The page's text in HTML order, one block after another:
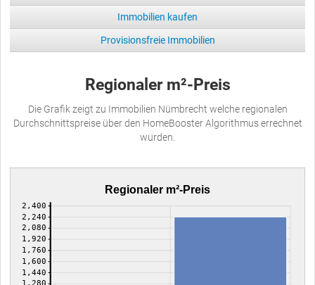
Immobilien kaufen
Provisionsfreie Immobilien
Regionaler m²-Preis
Die Grafik zeigt zu Immobilien Nümbrecht welche regionalen
Durchschnittspreise über den HomeBooster Algorithmus errechnet
wurden.
Regionaler m²-Preis
1,280
1,440
1,600
1,760
1,920
2,080
2,240
2,400